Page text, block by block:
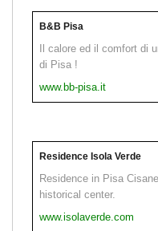
B&B Pisa
Il calore ed il comfort di
di Pisa !
www.bb-pisa.it
Residence Isola Verde
Residence in Pisa
historical center.
www.isolaverde.com